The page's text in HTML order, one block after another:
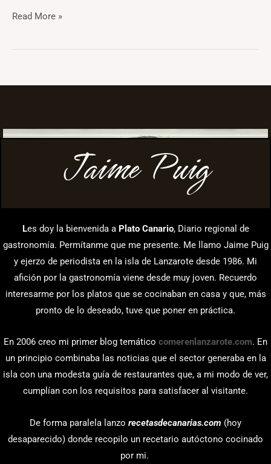
Read More »
Jaime Puig
Les doy la bienvenida a Plato Canario, Diario regional de
gastronomía. Permítanme que me presente. Me llamo Jaime Puig
y ejerzo de periodista en la isla de Lanzarote desde 1986. Mi
afición por la gastronomía viene desde muy joven. Recuerdo
interesarme por los platos que se cocinaban en casa y que, más
pronto de lo deseado, tuve que poner en práctica.
En 2006 creo mi primer blog temático comerenlanzarote.com. En
un principio combinaba las noticias que el sector generaba en la
isla con una modesta guía de restaurantes que, a mi modo de ver,
cumplían con los requisitos para satisfacer al visitante.
De forma paralela lanzo recetasdecanarias.com (hoy
desaparecido) donde recopilo un recetario autóctono cocinado
por mi.